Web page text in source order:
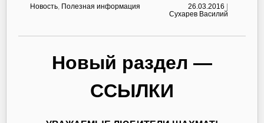
Новость, Полезная информация 26.03.2016
Сухарев Василий
Новый раздел —
ССЫЛКИ